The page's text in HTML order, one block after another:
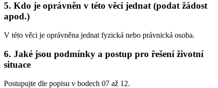
5. Kdo je oprávněn v této věci jednat (podat žádost
apod.)
V této věci je oprávněna jednat fyzická nebo právnická osoba.
6. Jaké jsou podmínky a postup pro řešení životní
situace
Postupujte dle popisu v bodech 07 až 12.